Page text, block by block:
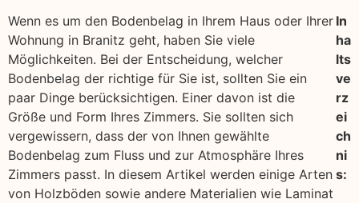
Wenn es um den Bodenbelag in Ihrem Haus oder Ihrer
Wohnung in Branitz geht, haben Sie viele
Möglichkeiten. Bei der Entscheidung, welcher
Bodenbelag der richtige für Sie ist, sollten Sie ein
paar Dinge berücksichtigen. Einer davon ist die
Größe und Form Ihres Zimmers. Sie sollten sich
vergewissern, dass der von Ihnen gewählte
Bodenbelag zum Fluss und zur Atmosphäre Ihres
Zimmers passt. In diesem Artikel werden einige Arten
von Holzböden sowie andere Materialien wie Laminat
In
ha
lts
ve
rz
ei
ch
ni
s: